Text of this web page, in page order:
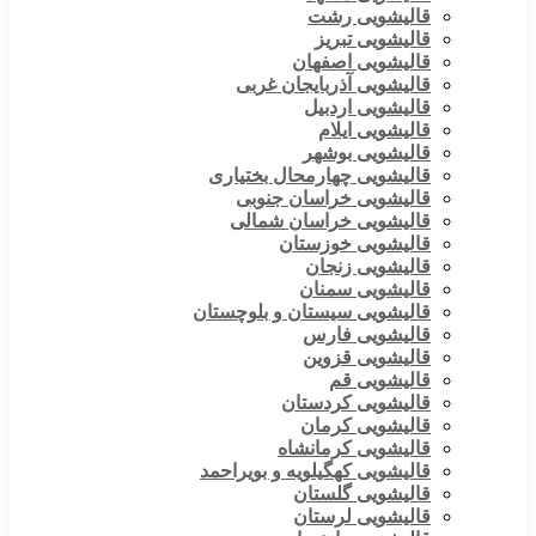
قالیشویی رشت
قالیشویی تبریز
قالیشویی اصفهان
قالیشویی آذربایجان غربی
قالیشویی اردبیل
قالیشویی ایلام
قالیشویی بوشهر
قالیشویی چهارمحال بختیاری
قالیشویی خراسان جنوبی
قالیشویی خراسان شمالی
قالیشویی خوزستان
قالیشویی زنجان
قالیشویی سمنان
قالیشویی سیستان و بلوچستان
قالیشویی فارس
قالیشویی قزوین
قالیشویی قم
قالیشویی کردستان
قالیشویی کرمان
قالیشویی کرمانشاه
قالیشویی کهگیلویه و بویراحمد
قالیشویی گلستان
قالیشویی لرستان